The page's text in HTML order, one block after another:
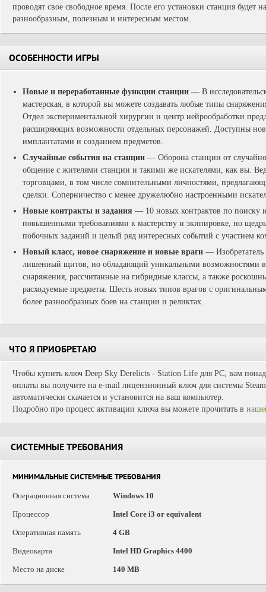
проводят свое свободное время. После его установки станция будет
разнообразным, полезным и интересным местом.
ОСОБЕННОСТИ ИГРЫ
Новые и переработанные функции станции — В
мастерская, в которой вы можете создавать любые типы
Отдел экспериментальной хирургии и центр нейрообработки
расширяющих возможности отдельных персонажей. Доступны
имплантатами и созданием предметов.
Случайные события на станции — Оборона станции от
общение с жителями станции и такими же искателями, как вы.
торговцами, в том числе сомнительными личностями,
сделки. Соперничество с менее дружелюбно настроенными
Новые контракты и задания — 10 новых контрактов по поиску
повышенными требованиями к мастерству и экипировке, но
побочных заданий и целый ряд интересных событий с участием
Новый класс, новое снаряжение и новые враги —
лишенный щитов, но обладающий уникальными возможностями
снаряжения, рассчитанные на гибридные классы, а также
расходуемые предметы. Шесть новых типов врагов с
более разнообразных боев на станции и реликтах.
ЧТО Я ПРИОБРЕТАЮ
Чтобы купить ключ Deep Sky Derelicts - Station Life для PC, вам
оплаты вы получите на e-mail лицензионный ключ для системы
автоматически скачается и установится на ваш компьютер.
Подробно про процесс активации ключа вы можете прочитать в
СИСТЕМНЫЕ ТРЕБОВАНИЯ
МИНИМАЛЬНЫЕ СИСТЕМНЫЕ ТРЕБОВАНИЯ
Операционная система
Windows 10
Процессор Intel Core i3 or equivalent
Оперативная память 4 GB
Видеокарта Intel HD Graphics 4400
Место на диске 140 MB